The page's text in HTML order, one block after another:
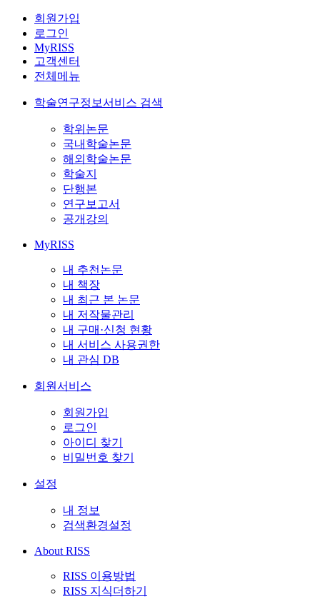
회원가입
로그인
MyRISS
고객센터
전체메뉴
학술연구정보서비스 검색
학위논문
국내학술논문
해외학술논문
학술지
단행본
연구보고서
공개강의
MyRISS
내 추천논문
내 책장
내 최근 본 논문
내 저작물관리
내 구매·신청 현황
내 서비스 사용권한
내 관심 DB
회원서비스
회원가입
로그인
아이디 찾기
비밀번호 찾기
설정
내 정보
검색환경설정
About RISS
RISS 이용방법
RISS 지식더하기